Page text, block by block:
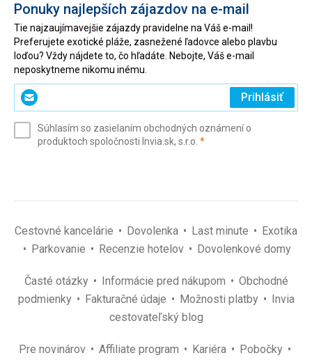
Ponuky najlepších zájazdov na e-mail
Tie najzaujímavejšie zájazdy pravidelne na Váš e-mail!
Preferujete exotické pláže, zasnežené ľadovce alebo plavbu
loďou? Vždy nájdete to, čo hľadáte. Nebojte, Váš e-mail
neposkytneme nikomu inému.
Zadajte
svoj
(povinné)
Prihlásiť
Súhlasím so zasielaním obchodných oznámení o
produktoch spoločnosti Invia.sk, s.r.o. *(povinné)
Cestovné kancelárie Dovolenka Last minute
Exotika
Parkovanie
Recenzie hotelov Dovolenkové domy
Časté otázky Informácie pred nákupom
Obchodné
podmienky
Fakturačné údaje Možnosti platby
Invia
cestovateľský blog
Pre novinárov Affiliate program Kariéra
Pobočky